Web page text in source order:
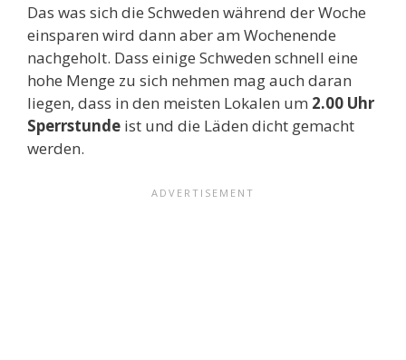
Das was sich die Schweden während der Woche
einsparen wird dann aber am Wochenende
nachgeholt. Dass einige Schweden schnell eine
hohe Menge zu sich nehmen mag auch daran
liegen, dass in den meisten Lokalen um 2.00 Uhr
Sperrstunde ist und die Läden dicht gemacht
werden.